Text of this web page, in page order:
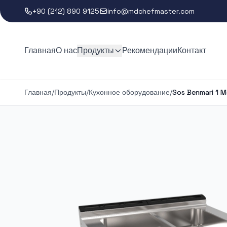
+90 (212) 890 9125 info@mdchefmaster.com
ГлавнаяО насПродукты РекомендацииКонтакт
Главная/Продукты/Кухонное оборудование/Sos Benmari 1